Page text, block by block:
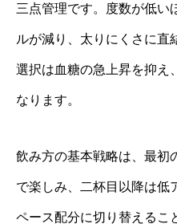
三点管理です。度数が低い
ルが減り、太りにくさに直
選択は血糖の急上昇を抑え
なります。
飲み方の基本戦略は、最初
で楽しみ、二杯目以降は低
ペース配分に切り替えるこ